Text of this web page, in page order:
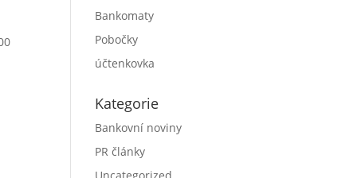
Bankomaty
Pobočky
účtenkovka
Kategorie
Bankovní noviny
PR články